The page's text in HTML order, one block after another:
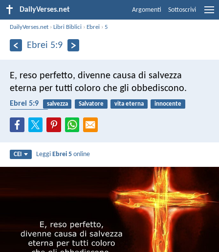
DailyVerses.net Argomenti Sottoscrivi
DailyVerses.net ›Libri Biblici › Ebrei ›5
Ebrei 5:9
E, reso perfetto, divenne causa di salvezza
eterna per tutti coloro che gli obbediscono.
Ebrei 5:9 salvezza Salvatore vita eterna
innocente
CEI LeggiEbrei 5 online